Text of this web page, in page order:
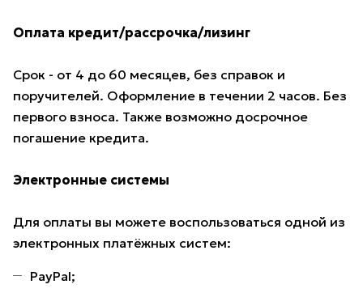
Оплата кредит/рассрочка/лизинг
Срок - от 4 до 60 месяцев, без справок и
поручителей. Оформление в течении 2 часов. Без
первого взноса. Также возможно досрочное
погашение кредита.
Электронные системы
Для оплаты вы можете воспользоваться одной из
электронных платёжных систем:
PayPal;